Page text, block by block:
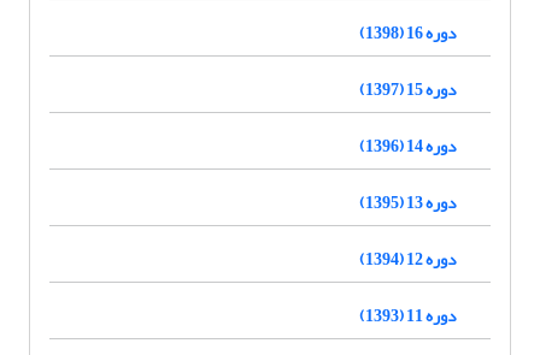
دوره 16 (1398)
دوره 15 (1397)
دوره 14 (1396)
دوره 13 (1395)
دوره 12 (1394)
دوره 11 (1393)